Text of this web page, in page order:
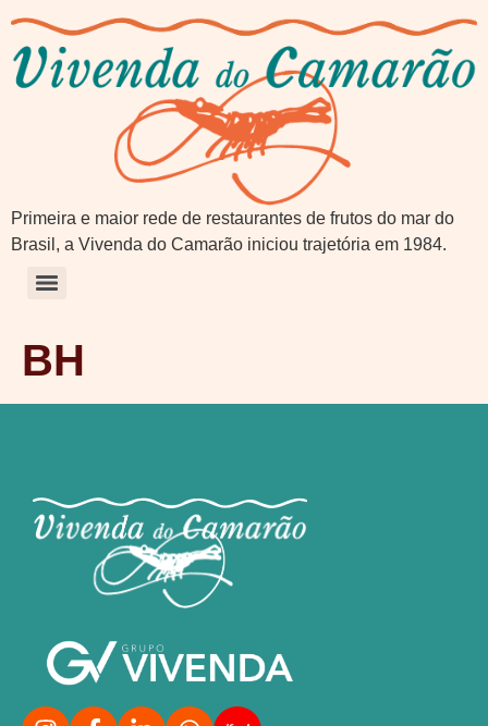
Primeira e maior rede de restaurantes de frutos do mar do
Brasil, a Vivenda do Camarão iniciou trajetória em 1984.
BH